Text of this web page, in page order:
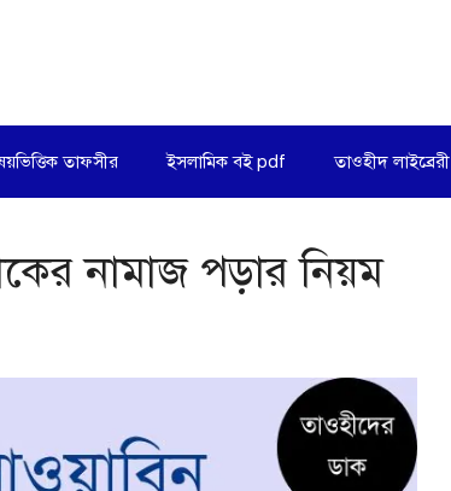
তাফসীর ইসলামিক বই pdf তাওহীদ লাইব্রেরী
নামাজ পড়ার নিয়ম